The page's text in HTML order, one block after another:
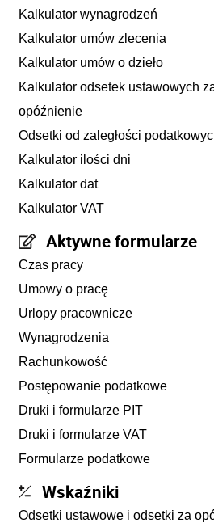
Kalkulator wynagrodzeń
Kalkulator umów zlecenia
Kalkulator umów o dzieło
Kalkulator odsetek ustawowych
opóźnienie
Odsetki od zaległości
Kalkulator ilości dni
Kalkulator dat
Kalkulator VAT
Aktywne formularze
Czas pracy
Umowy o pracę
Urlopy pracownicze
Wynagrodzenia
Rachunkowość
Postępowanie podatkowe
Druki i formularze PIT
Druki i formularze VAT
Formularze podatkowe
Wskaźniki
Odsetki ustawowe i odsetki za